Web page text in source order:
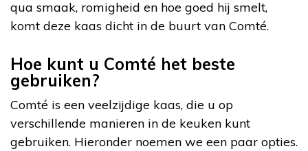
qua smaak, romigheid en hoe goed hij smelt,
komt deze kaas dicht in de buurt van Comté.
Hoe kunt u Comté het beste
gebruiken?
Comté is een veelzijdige kaas, die u op
verschillende manieren in de keuken kunt
gebruiken. Hieronder noemen we een paar opties.